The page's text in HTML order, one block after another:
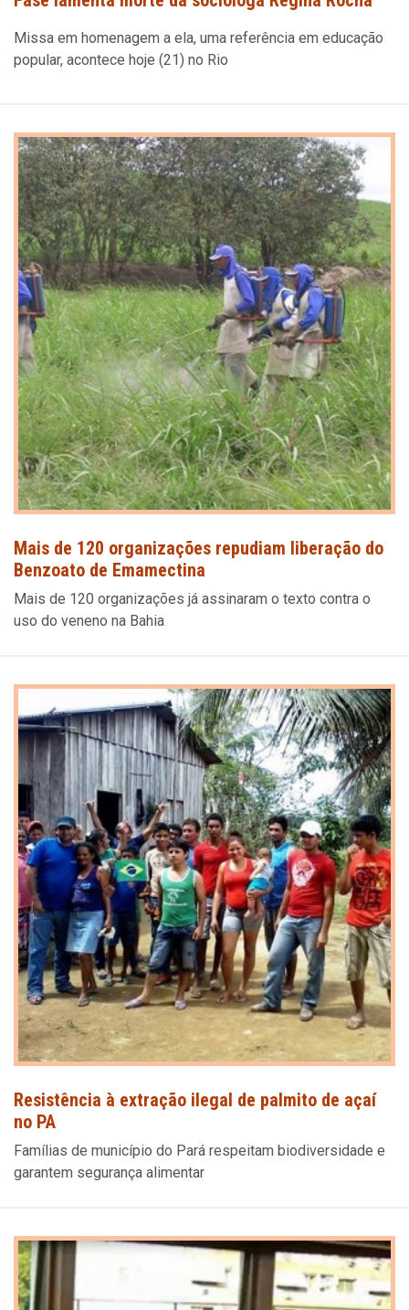
Missa em homenagem a ela, uma referência em educação
popular, acontece hoje (21) no Rio
Mais de 120 organizações repudiam liberação do
Benzoato de Emamectina
Mais de 120 organizações já assinaram o texto contra o
uso do veneno na Bahia
Resistência à extração ilegal de palmito de açaí
no PA
Famílias de município do Pará respeitam biodiversidade e
garantem segurança alimentar